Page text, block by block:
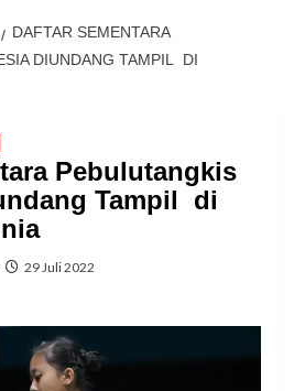
DAFTAR SEMENTARA
DIUNDANG TAMPIL DI
Pebulutangkis
Tampil di
29 Juli 2022